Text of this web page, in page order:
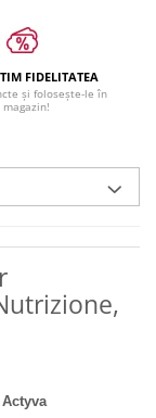
FIDELITATEA
și folosește-le în
magazin!